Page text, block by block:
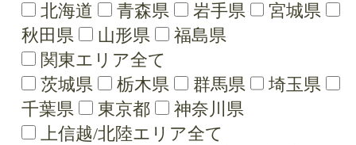
北海道
青森県 岩手県
宮城県
秋田県
山形県
福島県
関東エリア全て
茨城県
栃木県 群馬県
埼玉県
千葉県
東京都
神奈川県
上信越/北陸エリア全て